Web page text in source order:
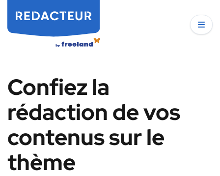
Confiez la
rédaction de vos
contenus sur le
thème